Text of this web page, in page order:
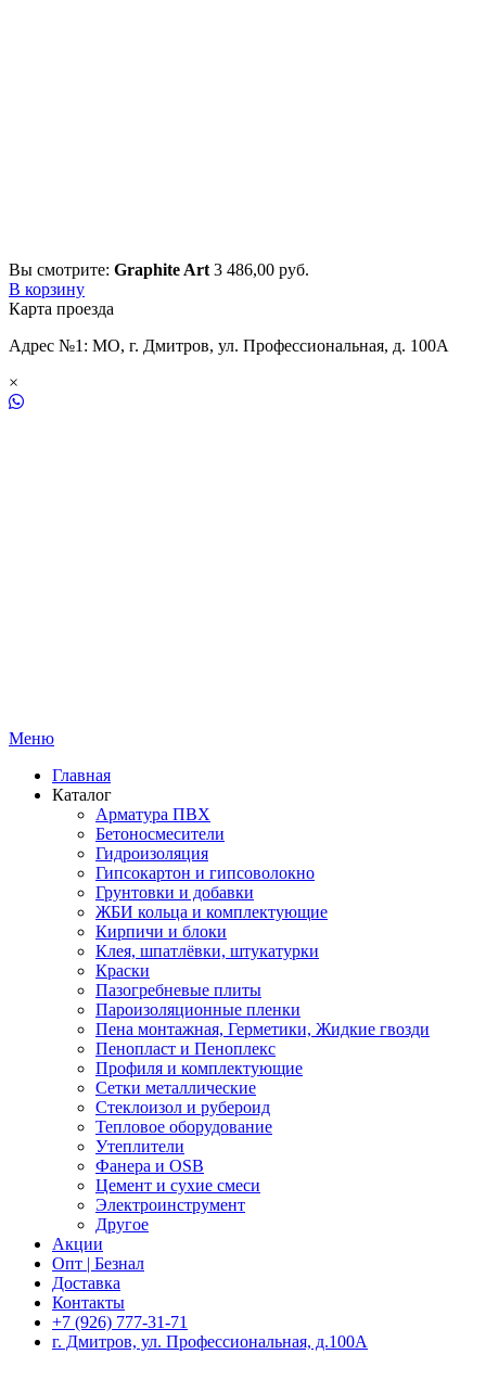
Вы смотрите: Graphite Art 3 486,00 руб.
В корзину
Карта проезда
Адрес №1: МО, г. Дмитров, ул. Профессиональная, д. 100А
×
Меню
Главная
Каталог
Арматура ПВХ
Бетоносмесители
Гидроизоляция
Гипсокартон и гипсоволокно
Грунтовки и добавки
ЖБИ кольца и комплектующие
Кирпичи и блоки
Клея, шпатлёвки, штукатурки
Краски
Пазогребневые плиты
Пароизоляционные пленки
Пена монтажная, Герметики, Жидкие гвозди
Пенопласт и Пеноплекс
Профиля и комплектующие
Сетки металлические
Стеклоизол и рубероид
Тепловое оборудование
Утеплители
Фанера и OSB
Цемент и сухие смеси
Электроинструмент
Другое
Акции
Опт | Безнал
Доставка
Контакты
+7 (926) 777-31-71
г. Дмитров, ул. Профессиональная, д.100А